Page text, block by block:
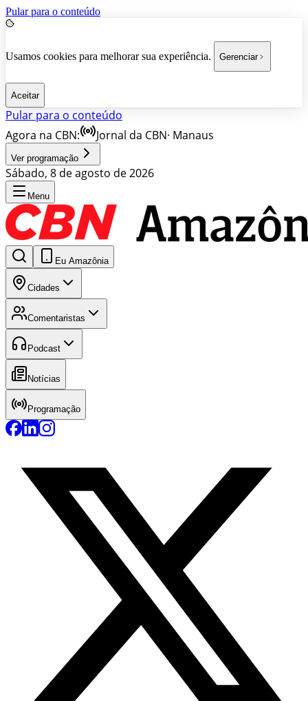
Pular para o conteúdo
Usamos cookies para melhorar sua experiência. Gerenciar
Aceitar
Pular para o conteúdo
Agora na CBN:
Jornal da CBN· Manaus
Ver programação
Sábado, 8 de agosto de 2026
Menu
Eu Amazônia
Cidades
Comentaristas
Podcast
Notícias
Programação